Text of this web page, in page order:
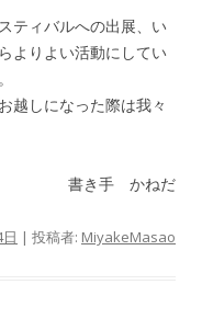
ティバルへの出展、い
よりよい活動にしてい
越しになった際は我々
書き手 かねだ
| 投稿者: MiyakeMasao